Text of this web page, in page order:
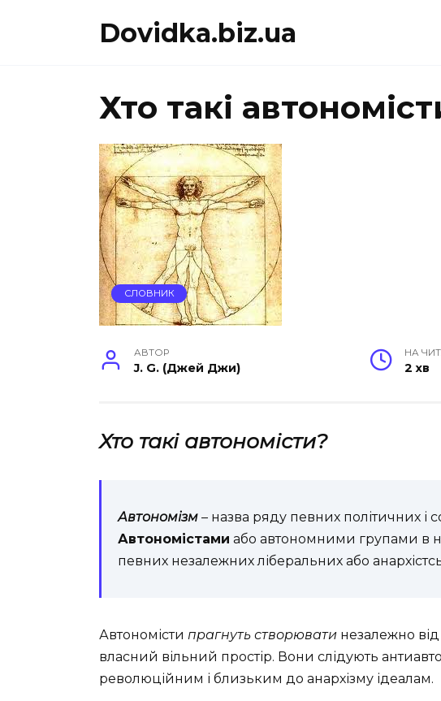
Dovidka.biz.ua
Хто такі
СЛОВНИК
АВТОР
J. G. (Джей Джи)
НА
2 хв
Хто такі автономісти?
Автономізм – назва ряду певних політичних і
Автономістами або автономними групами в
певних незалежних ліберальних або
Автономісти прагнуть створювати незалежно
власний вільний простір. Вони слідують
революційним і близьким до анархізму ідеалам.